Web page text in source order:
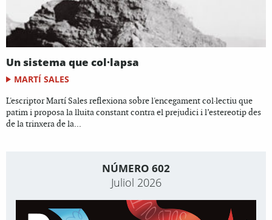
Un sistema que col·lapsa
MARTÍ SALES
L'escriptor Martí Sales reflexiona sobre l'encegament col·lectiu que
patim i proposa la lluita constant contra el prejudici i l’estereotip des
de la trinxera de la...
NÚMERO 602
Juliol 2026